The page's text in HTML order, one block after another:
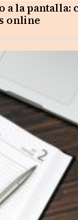
a la pantalla:
online